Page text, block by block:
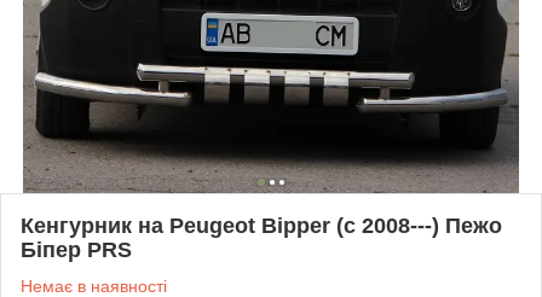
Кенгурник на Peugeot Bipper (c 2008---) Пежо
Біпер PRS
Немає в наявності